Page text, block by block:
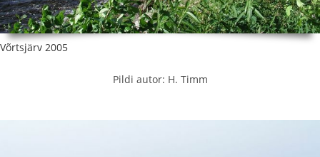
Võrtsjärv 2005
Pildi autor: H. Timm